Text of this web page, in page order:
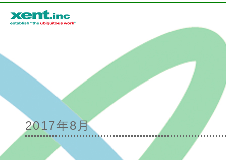
メインメニュー
メインコンテンツへ移動
サブコンテンツへ移動
2017年8月